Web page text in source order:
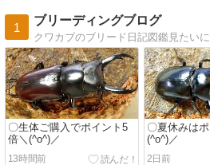
1
ブリーディングブログ
〇生体ご購入でポイント5
倍＼(^o^)／
13時間前
〇夏休みは
(^o^)／
2日前